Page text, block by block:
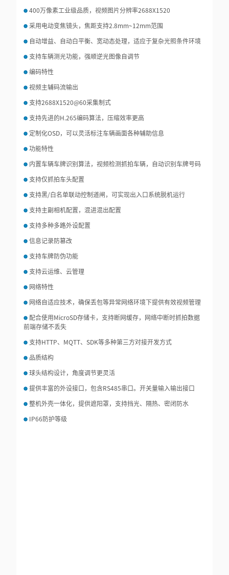
400万像素工业级品质，视频图片分辨率2688X1520
采用电动变焦镜头，焦距支持2.8mm~12mm范围
自动增益、自动白平衡、宽动态处理，适应于复杂光照条件环境
支持车辆测光功能，强顺逆光图像自调节
编码特性
视频主辅码流输出
支持2688X1520@60采集制式
支持先进的H.265编码算法，压缩效率更高
定制化OSD，可以灵活标注车辆画面各种辅助信息
功能特性
内置车辆车牌识别算法，视频检测抓拍车辆，自动识别车牌号码
支持仅抓拍车头配置
支持黑/白名单联动控制道闸，可实现出入口系统脱机运行
支持主副相机配置，混进混出配置
支持多种多路外设配置
信息记录防篡改
支持车牌防伪功能
支持云运维、云管理
网络特性
网络自适应技术，确保丢包等异常网络环境下提供有效视频管理
配合使用MicroSD存储卡，支持断网缓存，网络中断时抓拍数据
前端存储不丢失
支持HTTP、MQTT、SDK等多种第三方对接开发方式
品质结构
球头结构设计，角度调节更灵活
提供丰富的外设接口，包含RS485串口。开关量输入输出接口
整机外壳一体化，提供遮阳罩，支持挡光、隔热、密闭防水
IP66防护等级